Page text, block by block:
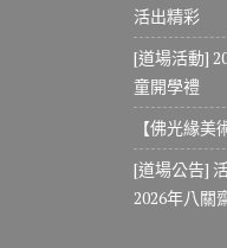
活出精彩
[道場活動]
童開學禮
【佛光緣
[道場公告]
2026年八關